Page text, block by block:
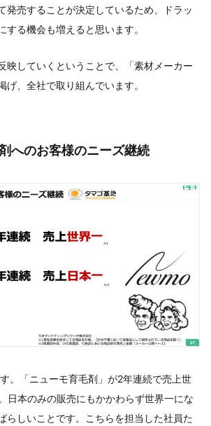
発売することが決定しているため、ドラッ
する機会も増えると思います。
映していくということで、「素材メーカー
げ、全社で取り組んでいます。
へのお客様のニーズ継続
。「ニューモ育毛剤」が2年連続で売上世
日本のみの販売にもかかわらず世界一にな
らしいことです。こちらを担当した社員た